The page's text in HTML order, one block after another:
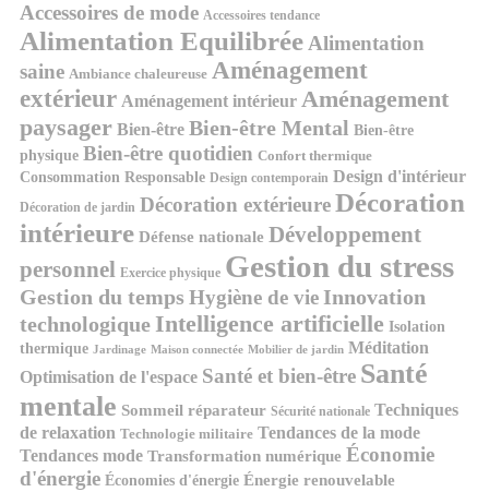
Accessoires de mode Accessoires tendance
Alimentation Equilibrée Alimentation
saine Ambiance chaleureuse Aménagement
extérieur Aménagement intérieur Aménagement
paysager Bien-être Bien-être Mental Bien-être
physique Bien-être quotidien Confort thermique
Consommation Responsable Design contemporain Design d'intérieur
Décoration de jardin Décoration extérieureDécoration
intérieure Défense nationale Développement
personnel Exercice physique Gestion du stress
Gestion du temps Hygiène de vie Innovation
technologique Intelligence artificielle Isolation
thermique Jardinage Maison connectée Mobilier de jardin Méditation
Optimisation de l'espace Santé et bien-être Santé
mentale Sommeil réparateur Sécurité nationale Techniques
de relaxation Technologie militaire Tendances de la mode
Tendances mode Transformation numérique Économie
d'énergie Économies d'énergie Énergie renouvelable